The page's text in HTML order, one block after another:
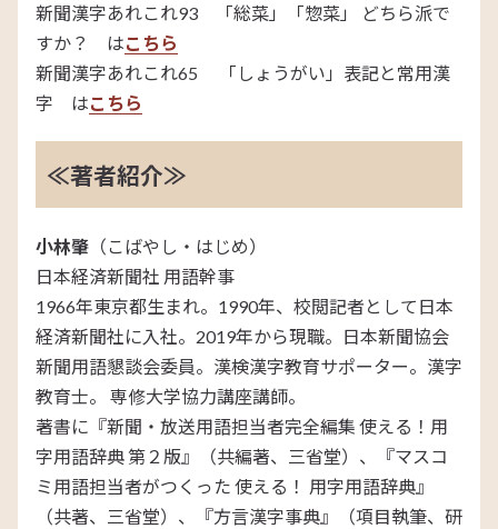
新聞漢字あれこれ93 「総菜」「惣菜」 どちら派で
すか？ はこちら
新聞漢字あれこれ65 「しょうがい」表記と常用漢
字 はこちら
≪著者紹介≫
小林肇（こばやし・はじめ）
日本経済新聞社 用語幹事
1966年東京都生まれ。1990年、校閲記者として日本
経済新聞社に入社。2019年から現職。日本新聞協会
新聞用語懇談会委員。漢検漢字教育サポーター。漢字
教育士。 専修大学協力講座講師。
著書に『新聞・放送用語担当者完全編集 使える！用
字用語辞典 第２版』（共編著、三省堂）、『マスコ
ミ用語担当者がつくった 使える！ 用字用語辞典』
（共著、三省堂）、『方言漢字事典』（項目執筆、研